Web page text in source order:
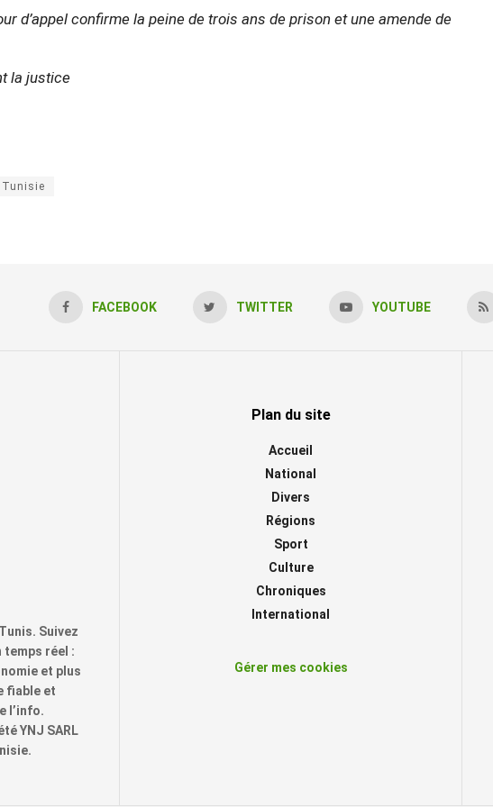
d’appel confirme la peine de trois ans de prison et une amende de
la justice
Tunisie
FACEBOOK TWITTER YOUTUBE
Suivez
temps réel :
et plus
fiable et
l’info.
YNJ SARL
Plan du site
Accueil
National
Divers
Régions
Sport
Culture
Chroniques
International
Gérer mes cookies